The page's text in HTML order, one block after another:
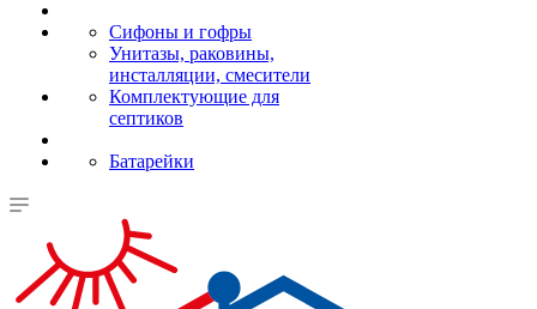
Сифоны и гофры
Унитазы, раковины,
инсталляции, смесители
Комплектующие для
септиков
Батарейки